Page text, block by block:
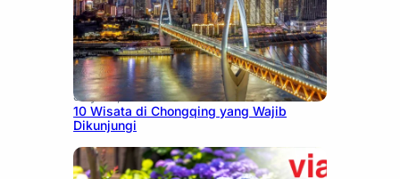
July 30, 2026
10 Wisata di Chongqing yang Wajib
Dikunjungi